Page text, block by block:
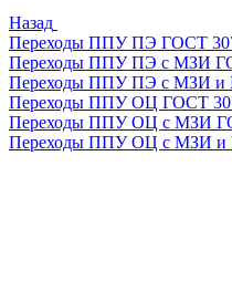
Назад
Переходы ППУ ПЭ ГОСТ
Переходы ППУ ПЭ с МЗИ
Переходы ППУ ПЭ с МЗИ и
Переходы ППУ ОЦ ГОСТ
Переходы ППУ ОЦ с МЗИ
Переходы ППУ ОЦ с МЗИ и